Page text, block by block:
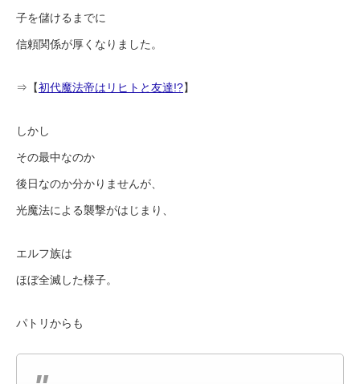
子を儲けるまでに
信頼関係が厚くなりました。
⇒【初代魔法帝はリヒトと友達!?】
しかし
その最中なのか
後日なのか分かりませんが、
光魔法による襲撃がはじまり、
エルフ族は
ほぼ全滅した様子。
パトリからも